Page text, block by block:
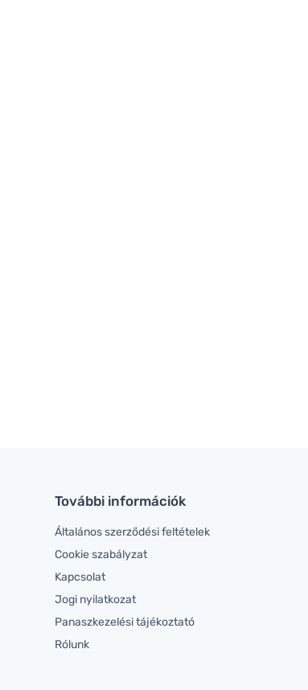
További információk
Általános szerződési feltételek
Cookie szabályzat
Kapcsolat
Jogi nyilatkozat
Panaszkezelési tájékoztató
Rólunk